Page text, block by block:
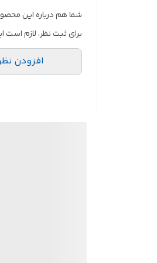
شما هم درباره این
برای ثبت نظر، لازم
افزودن